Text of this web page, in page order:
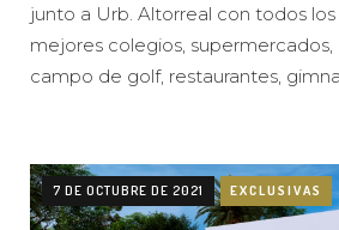
junto a Urb. Altorreal con todos los
mejores colegios, supermercados,
campo de golf, restaurantes,
7 DE OCTUBRE DE 2021 EXCLUSIVAS